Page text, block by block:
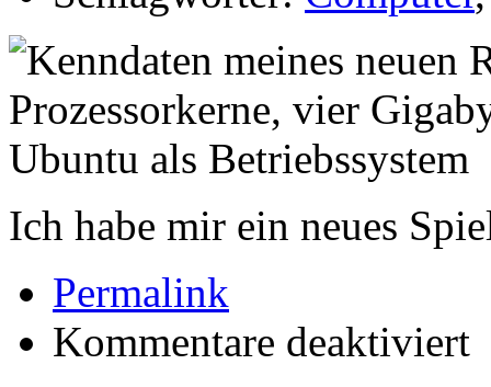
Ich habe mir ein neues
Permalink
Kommentare deaktiviert